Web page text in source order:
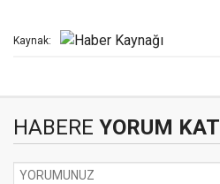
Kaynak:
HABERE YORUM KAT